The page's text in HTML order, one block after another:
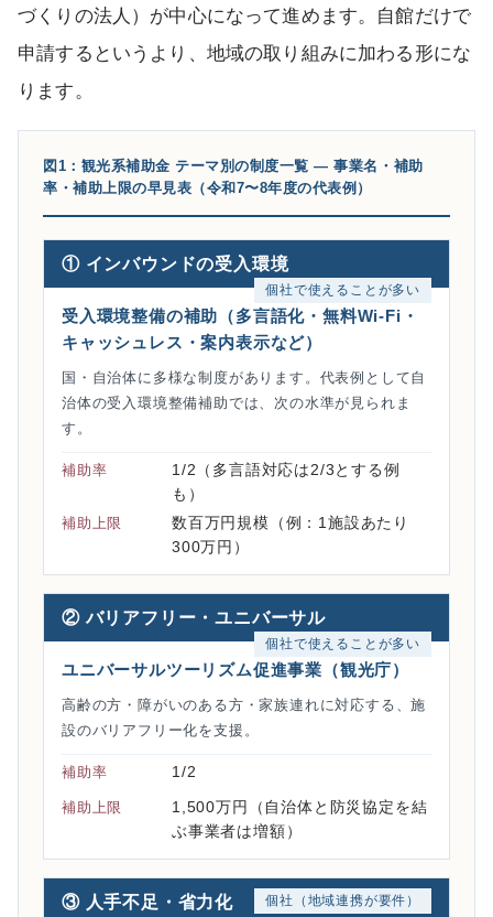
づくりの法人）が中心になって進めます。自館だけで
申請するというより、地域の取り組みに加わる形にな
ります。
図1：観光系補助金 テーマ別の制度一覧 ― 事業名・補助
率・補助上限の早見表（令和7〜8年度の代表例）
① インバウンドの受入環境
個社で使えることが多い
受入環境整備の補助（多言語化・無料Wi-Fi・
キャッシュレス・案内表示など）
国・自治体に多様な制度があります。代表例として自
治体の受入環境整備補助では、次の水準が見られま
す。
補助率
1/2（多言語対応は2/3とする例
も）
補助上限
数百万円規模（例：1施設あたり
300万円）
② バリアフリー・ユニバーサル
個社で使えることが多い
ユニバーサルツーリズム促進事業（観光庁）
高齢の方・障がいのある方・家族連れに対応する、施
設のバリアフリー化を支援。
補助率 1/2
補助上限
1,500万円（自治体と防災協定を結
ぶ事業者は増額）
③ 人手不足・省力化 個社（地域連携が要件）